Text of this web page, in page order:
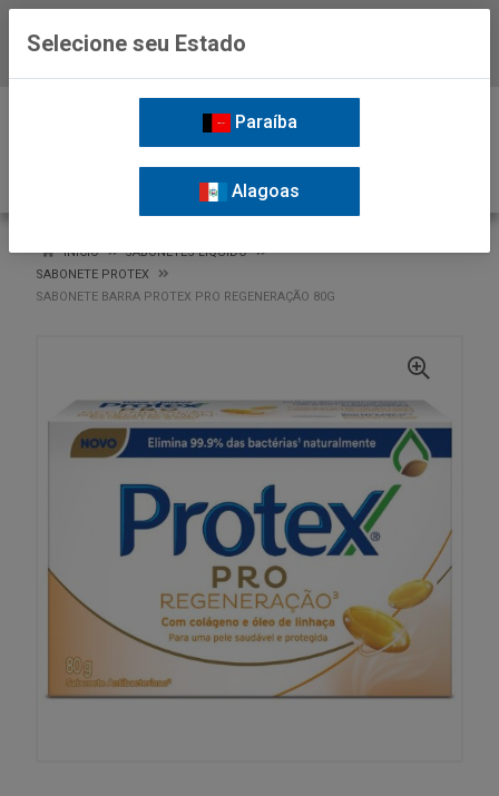
INÍCIO
SABONETES LIQUIDO
SABONETE PROTEX
SABONETE BARRA PROTEX PRO REGENERAÇÃO 80G
Selecione seu Estado
Paraíba
Alagoas